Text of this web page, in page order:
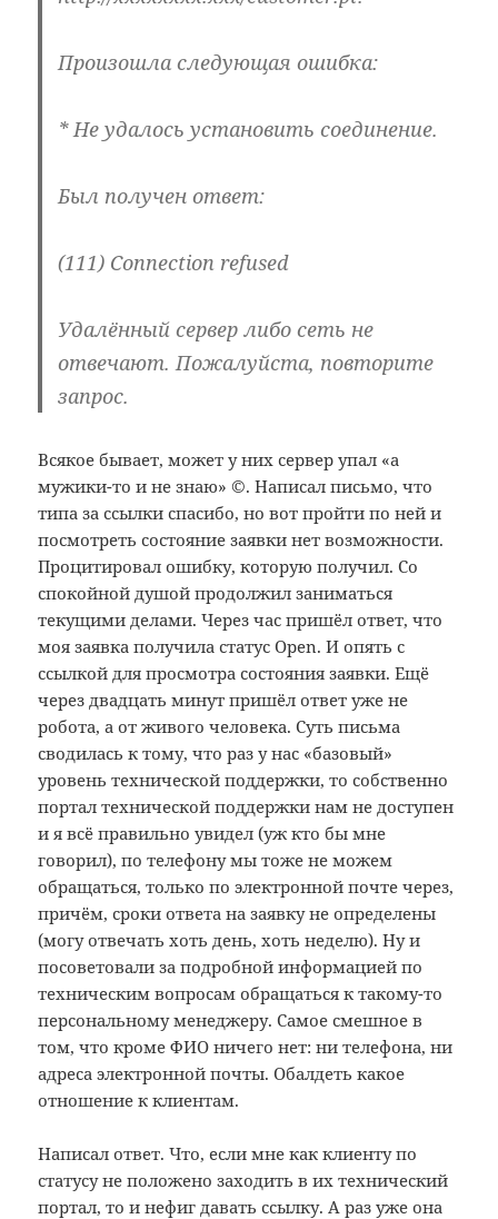
Произошла следующая ошибка:
* Не удалось установить соединение.
Был получен ответ:
(111) Connection refused
Удалённый сервер либо сеть не
отвечают. Пожалуйста, повторите
запрос.
Всякое бывает, может у них сервер упал «а
мужики-то и не знаю» ©. Написал письмо, что
типа за ссылки спасибо, но вот пройти по ней и
посмотреть состояние заявки нет возможности.
Процитировал ошибку, которую получил. Со
спокойной душой продолжил заниматься
текущими делами. Через час пришёл ответ, что
моя заявка получила статус Open. И опять с
ссылкой для просмотра состояния заявки. Ещё
через двадцать минут пришёл ответ уже не
робота, а от живого человека. Суть письма
сводилась к тому, что раз у нас «базовый»
уровень технической поддержки, то собственно
портал технической поддержки нам не доступен
и я всё правильно увидел (уж кто бы мне
говорил), по телефону мы тоже не можем
обращаться, только по электронной почте через,
причём, сроки ответа на заявку не определены
(могу отвечать хоть день, хоть неделю). Ну и
посоветовали за подробной информацией по
техническим вопросам обращаться к такому-то
персональному менеджеру. Самое смешное в
том, что кроме ФИО ничего нет: ни телефона, ни
адреса электронной почты. Обалдеть какое
отношение к клиентам.
Написал ответ. Что, если мне как клиенту по
статусу не положено заходить в их технический
портал, то и нефиг давать ссылку. А раз уже она